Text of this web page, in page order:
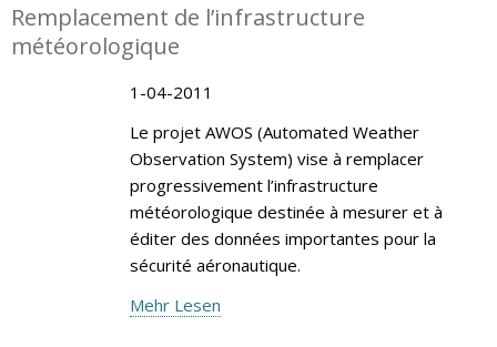
Remplacement de l’infrastructure
météorologique
1-04-2011
Le projet AWOS (Automated Weather
Observation System) vise à remplacer
progressivement l’infrastructure
météorologique destinée à mesurer et à
éditer des données importantes pour la
sécurité aéronautique.
Mehr Lesen